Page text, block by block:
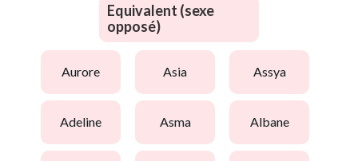
Equivalent (sexe
opposé)
aurore asia assya
adeline asma albane